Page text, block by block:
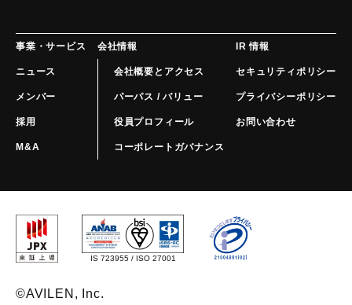
事業・サービス
ニュース
メンバー
採用
M&A
会社情報
会社概要とアクセス
パーパス / バリュー
役員プロフィール
コーポレートガバナンス
IR 情報
セキュリティポリシー
プライバシーポリシー
お問い合わせ
IS 723955 / ISO 27001
©️AVILEN, Inc.